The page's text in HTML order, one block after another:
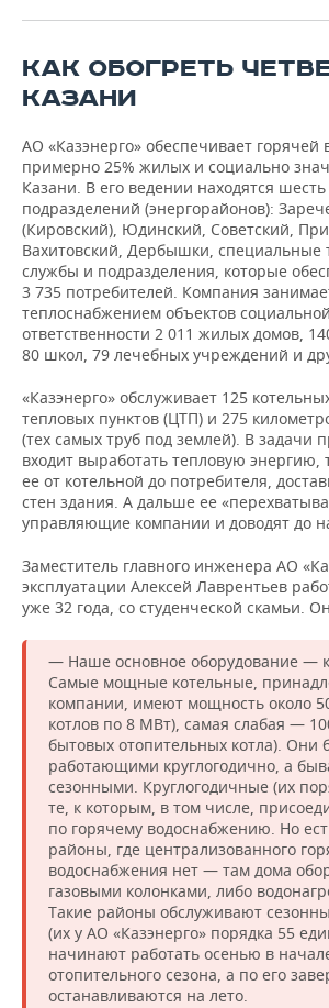
КАК ОБОГРЕТЬ
КАЗАНИ
АО «Казэнерго» обеспечивает горячей
примерно 25% жилых и социально
Казани. В его ведении находятся
подразделений (энергорайонов):
(Кировский), Юдинский, Советский,
Вахитовский, Дербышки, специальные
службы и подразделения, которые
3 735 потребителей. Компания
теплоснабжением объектов
ответственности 2 011 жилых домов,
80 школ, 79 лечебных учреждений и
«Казэнерго» обслуживает 125
тепловых пунктов (ЦТП) и 275
(тех самых труб под землей). В задачи
входит выработать тепловую энергию,
ее от котельной до потребителя,
стен здания. А дальше ее
управляющие компании и доводят до
Заместитель главного инженера АО
эксплуатации Алексей Лаврентьев
уже 32 года, со студенческой скамьи.
— Наше основное оборудование —
Самые мощные котельные,
компании, имеют мощность около
котлов по 8 МВт), самая слабая —
бытовых отопительных котла). Они
работающими круглогодично, а
сезонными. Круглогодичные (их
те, к которым, в том числе,
по горячему водоснабжению. Но
районы, где централизованного
водоснабжения нет — там дома
газовыми колонками, либо
Такие районы обслуживают
(их у АО «Казэнерго» порядка 55
начинают работать осенью в
отопительного сезона, а по его
останавливаются на лето.